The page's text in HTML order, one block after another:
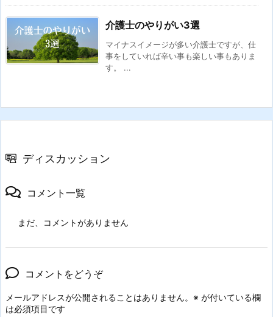
介護士のやりがい3選
マイナスイメージが多い介護士ですが、仕
事をしていれば辛い事も楽しい事もありま
す。 ...
ディスカッション
コメント一覧
まだ、コメントがありません
コメントをどうぞ
メールアドレスが公開されることはありません。 ※ が付いている欄
は必須項目です